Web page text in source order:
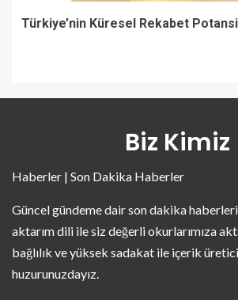
Türkiye’nin Küresel Rekabet
Biz Kimiz
Haberler | Son Dakika Haberler
Güncel gündeme dair son dakika
aktarım dili ile siz değerli okurlarımıza
bağlılık ve yüksek sadakat ile içerik
huzurunuzdayız.